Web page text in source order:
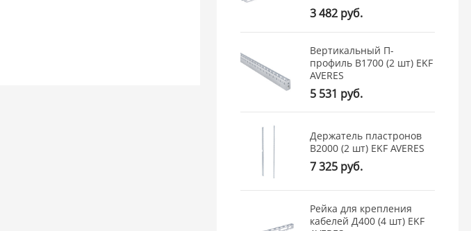
3 482 руб.
Вертикальный П-
профиль В1700 (2 шт) EKF
AVERES
5 531 руб.
Держатель пластронов
В2000 (2 шт) EKF AVERES
7 325 руб.
Рейка для крепления
кабелей Д400 (4 шт) EKF